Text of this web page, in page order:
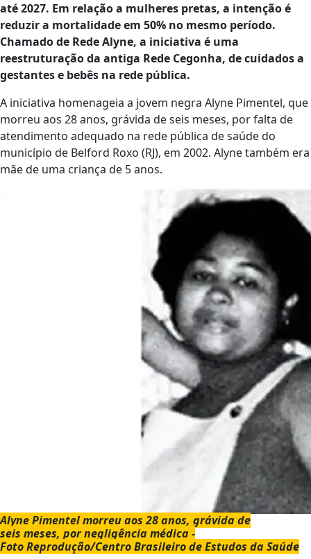
até 2027. Em relação a mulheres pretas, a intenção é
reduzir a mortalidade em 50% no mesmo período.
Chamado de Rede Alyne, a iniciativa é uma
reestruturação da antiga Rede Cegonha, de cuidados a
gestantes e bebês na rede pública.
A iniciativa homenageia a jovem negra Alyne Pimentel, que
morreu aos 28 anos, grávida de seis meses, por falta de
atendimento adequado na rede pública de saúde do
município de Belford Roxo (RJ), em 2002. Alyne também era
mãe de uma criança de 5 anos.
Alyne Pimentel morreu aos 28 anos, grávida de
seis meses, por negligência médica -
Foto Reprodução/Centro Brasileiro de Estudos da Saúde